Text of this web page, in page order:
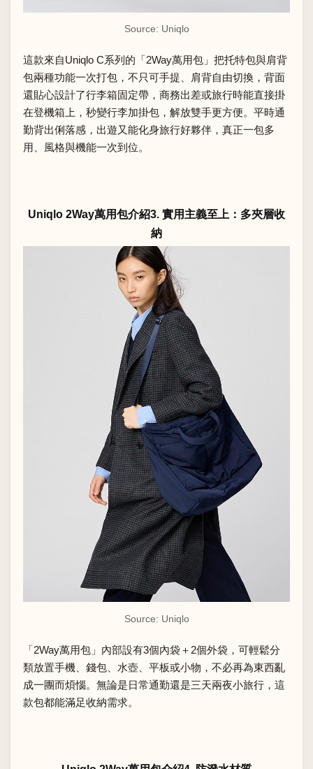
Source: Uniqlo
這款來自Uniqlo C系列的「2Way萬用包」把托特包與肩背
包兩種功能一次打包，不只可手提、肩背自由切換，背面
還貼心設計了行李箱固定帶，商務出差或旅行時能直接掛
在登機箱上，秒變行李加掛包，解放雙手更方便。平時通
勤背出俐落感，出遊又能化身旅行好夥伴，真正一包多
用、風格與機能一次到位。
Uniqlo 2Way萬用包介紹3. 實用主義至上：多夾層收
納
Source: Uniqlo
「2Way萬用包」內部設有3個內袋＋2個外袋，可輕鬆分
類放置手機、錢包、水壺、平板或小物，不必再為東西亂
成一團而煩惱。無論是日常通勤還是三天兩夜小旅行，這
款包都能滿足收納需求。